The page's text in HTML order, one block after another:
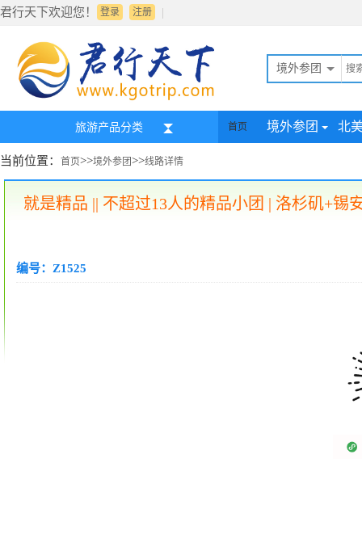
君行天下欢迎您！ 登录 |
注册
境外参团
旅游产品分类 首页 境外参团 北
当前位置： 首页>>境外参团>>线路详情
就是精品 || 不超过13人的精品小团 | 洛杉矶+
编号：Z1525